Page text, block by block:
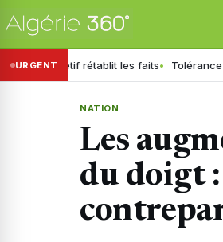
URGENT
Sétif rétablit les faits Tolérance zéro
NATION
Les
du doigt :